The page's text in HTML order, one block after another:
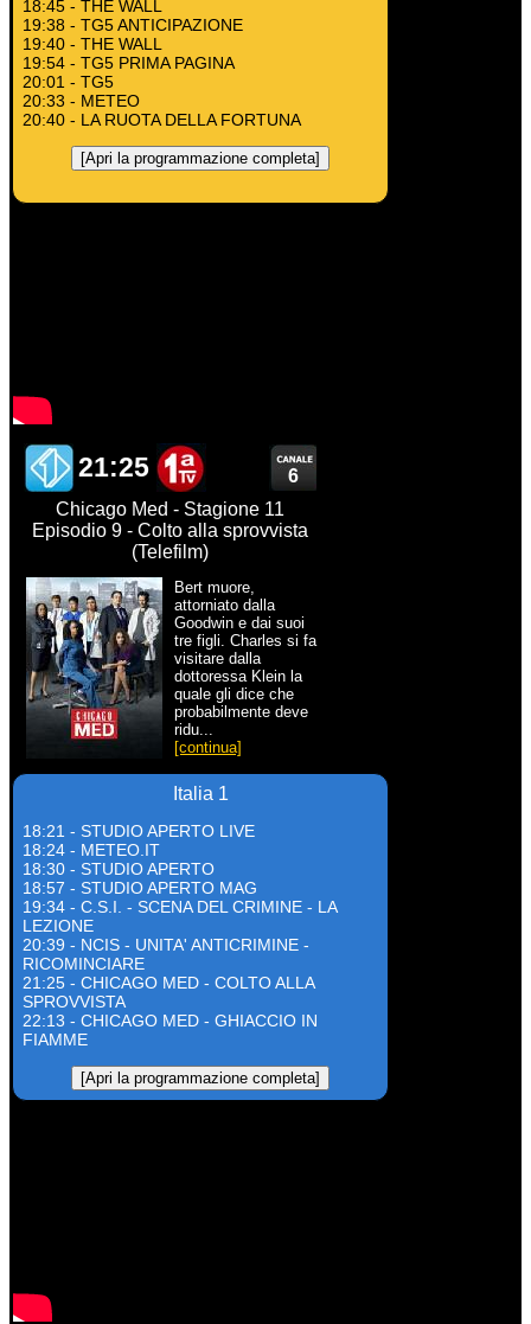
18:45 - THE WALL
19:38 - TG5 ANTICIPAZIONE
19:40 - THE WALL
19:54 - TG5 PRIMA PAGINA
20:01 - TG5
20:33 - METEO
20:40 - LA RUOTA DELLA FORTUNA
[Apri la programmazione completa]
21:25
6
Chicago Med - Stagione 11
Episodio 9 - Colto alla sprovvista
(Telefilm)
Bert muore,
attorniato dalla
Goodwin e dai suoi
tre figli. Charles si fa
visitare dalla
dottoressa Klein la
quale gli dice che
probabilmente deve
ridu...
[continua]
Italia 1
18:21 - STUDIO APERTO LIVE
18:24 - METEO.IT
18:30 - STUDIO APERTO
18:57 - STUDIO APERTO MAG
19:34 - C.S.I. - SCENA DEL CRIMINE - LA
LEZIONE
20:39 - NCIS - UNITA' ANTICRIMINE -
RICOMINCIARE
21:25 - CHICAGO MED - COLTO ALLA
SPROVVISTA
22:13 - CHICAGO MED - GHIACCIO IN
FIAMME
[Apri la programmazione completa]